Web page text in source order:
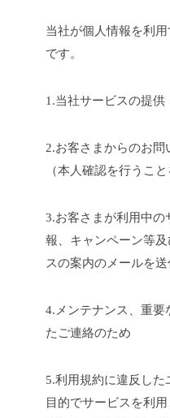
当社が個人情報を利
です。
1.当社サービスの提供
2.お客さまからのお
（本人確認を行うこと
3.お客さまが利用中
報、キャンペーン等
スの案内のメールを
4.メンテナンス、重要
たご連絡のため
5.利用規約に違反し
目的でサービスを利